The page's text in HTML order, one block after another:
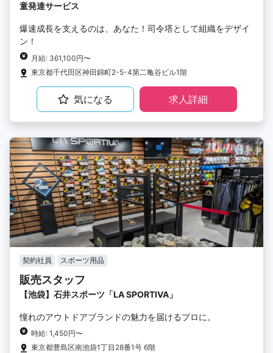
童発達サービス
爆速成長を支えるのは、あなた！司令塔として組織をデザイ
ン！
月給: 361,100円〜
東京都千代田区神田錦町2-5-4第二亀谷ビル1階
気になる 求人詳細
契約社員 スポーツ用品
販売スタッフ
【池袋】石井スポーツ「LA SPORTIVA」
憧れのアウトドアブランドの魅力を届けるプロに。
時給: 1,450円〜
東京都豊島区南池袋1丁目28番1号 6階